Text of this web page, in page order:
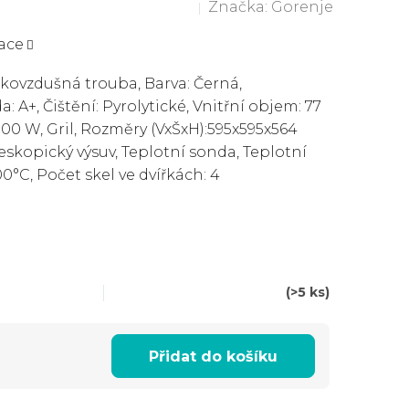
Značka: Gorenje
(>5 ks)
Přidat do košíku
trouba, Barva: Černá,
A+, Čištění: Pyrolytické, Vnitřní objem: 77
W, Gril, Rozměry (VxŠxH):595x595x564
výsuv, Teplotní sonda, Teplotní
Počet skel ve dvířkách: 4